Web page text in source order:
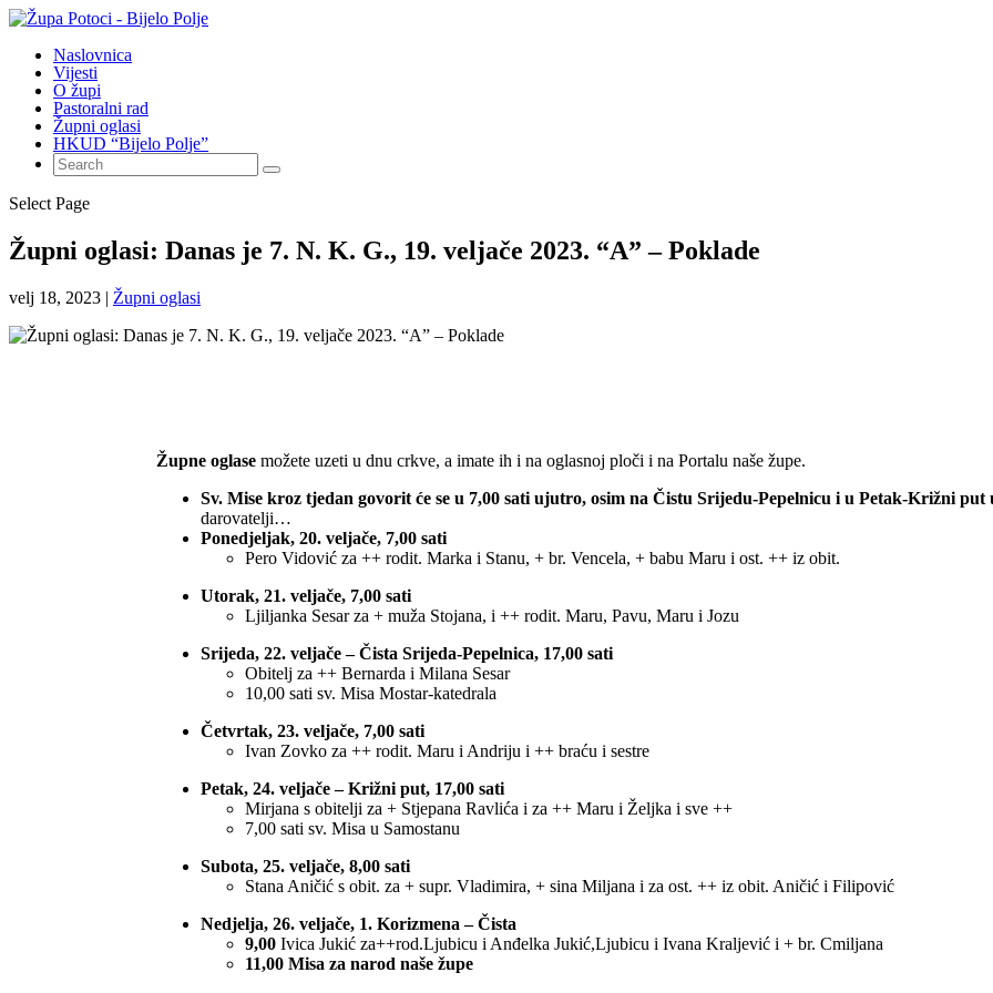
Naslovnica
Vijesti
O župi
Pastoralni rad
Župni oglasi
HKUD “Bijelo Polje”
Select Page
Župni oglasi: Danas je 7. N. K. G., 19. veljače 2023. “A” – Poklade
velj 18, 2023 | Župni oglasi
Župne oglase možete uzeti u dnu crkve, a imate ih i na oglasnoj ploči i na Portalu naše župe.
Sv. Mise kroz tjedan govorit će se u 7,00 sati ujutro, osim na Čistu Srijedu-Pepelnicu i u Petak-Križni put
darovatelji…
Ponedjeljak, 20. veljače, 7,00 sati
Pero Vidović za ++ rodit. Marka i Stanu, + br. Vencela, + babu Maru i ost. ++ iz obit.
Utorak, 21. veljače, 7,00 sati
Ljiljanka Sesar za + muža Stojana, i ++ rodit. Maru, Pavu, Maru i Jozu
Srijeda, 22. veljače – Čista Srijeda-Pepelnica, 17,00 sati
Obitelj za ++ Bernarda i Milana Sesar
10,00 sati sv. Misa Mostar-katedrala
Četvrtak, 23. veljače, 7,00 sati
Ivan Zovko za ++ rodit. Maru i Andriju i ++ braću i sestre
Petak, 24. veljače – Križni put, 17,00 sati
Mirjana s obitelji za + Stjepana Ravlića i za ++ Maru i Željka i sve ++
7,00 sati sv. Misa u Samostanu
Subota, 25. veljače, 8,00 sati
Stana Aničić s obit. za + supr. Vladimira, + sina Miljana i za ost. ++ iz obit. Aničić i Filipović
Nedjelja, 26. veljače, 1. Korizmena – Čista
9,00 Ivica Jukić za++rod.Ljubicu i Anđelka Jukić,Ljubicu i Ivana Kraljević i + br. Cmiljana
11,00 Misa za narod naše župe